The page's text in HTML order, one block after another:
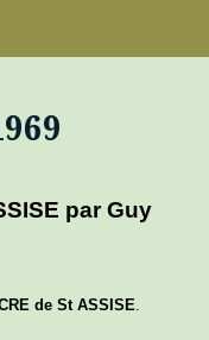
par Guy
de St ASSISE